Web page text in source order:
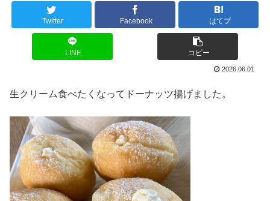
Twitter Facebook はてブ
LINE コピー
2026.06.01
生クリーム食べたくなってドーナッツ揚げました。